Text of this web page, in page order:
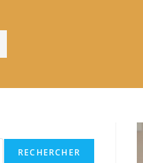
RECHERCHER